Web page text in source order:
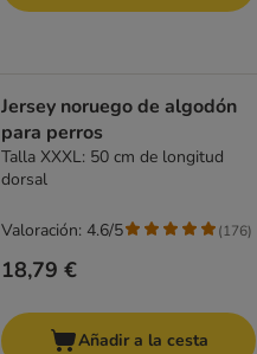
Jersey noruego de algodón
para perros
Talla XXXL: 50 cm de longitud
dorsal
18,79 €
Valoración: 4.6/5 (176)
Añadir a la cesta